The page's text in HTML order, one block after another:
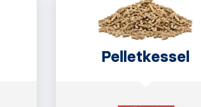
Pelletkessel